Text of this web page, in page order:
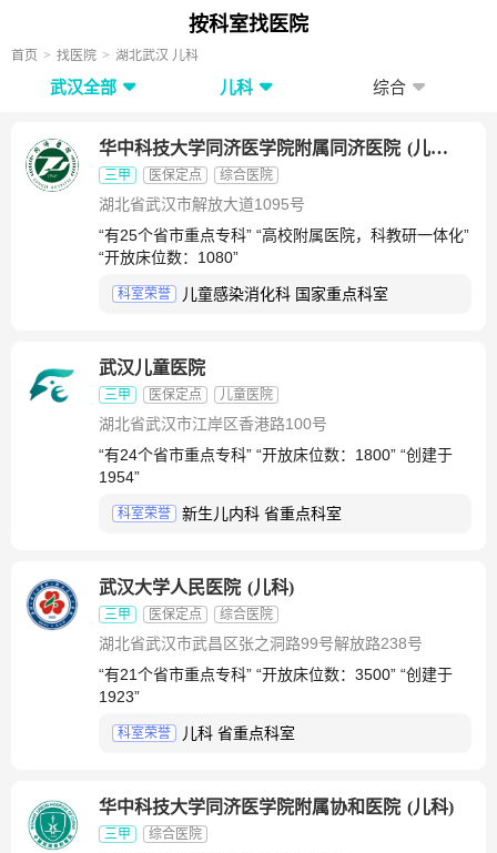
按科室找医院
首页 找医院 湖北武汉 儿科
武汉全部 儿科 综合
华中科技大学同济医学院附属同济医院 (儿童感染消化科
三甲 医保定点 综合医院
湖北省武汉市解放大道1095号
“有25个省市重点专科” “高校附属医院，科教研一体化”
“开放床位数：1080”
科室荣誉 儿童感染消化科 国家重点科室
武汉儿童医院
三甲 医保定点 儿童医院
湖北省武汉市江岸区香港路100号
“有24个省市重点专科” “开放床位数：1800” “创建于
1954”
科室荣誉 新生儿内科 省重点科室
武汉大学人民医院 (儿科)
三甲 医保定点 综合医院
湖北省武汉市武昌区张之洞路99号解放路238号
“有21个省市重点专科” “开放床位数：3500” “创建于
1923”
科室荣誉 儿科 省重点科室
华中科技大学同济医学院附属协和医院 (儿科)
三甲 综合医院